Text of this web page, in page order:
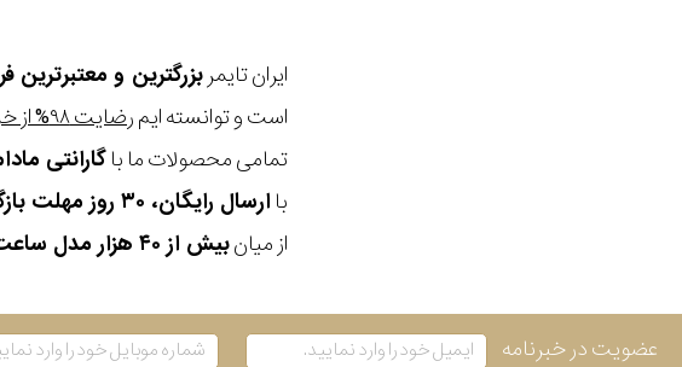
ایران تایمربزرگترین و معتبرترین
است و توانسته ایمرضایت ۹۸% از خریداران
تمامی محصولات ما باگارانتی مادام‌العمر اصالت، ۵
باارسال رایگان، ۳۰ روز مهلت بازگشت، امکان خرید حضوری و انتخاب بین ۳ محصول
از میانبیش از ۴۰ هزار مدل ساعت و اکسسوری اورجینال
عضویت در خبرنامه